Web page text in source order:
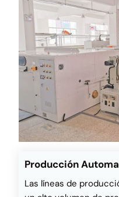
Producción
Las líneas de